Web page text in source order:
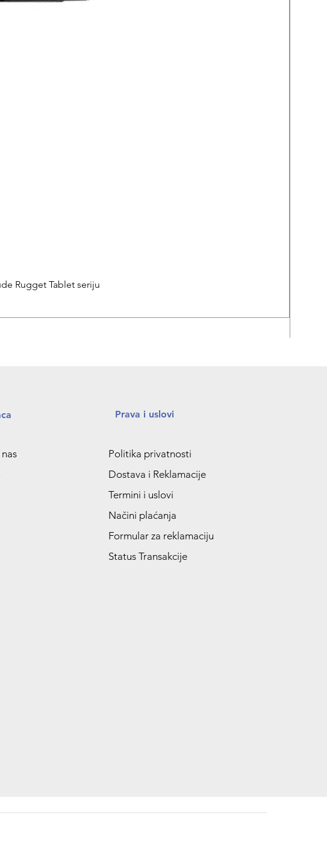
Rugget Tablet seriju
Prava i uslovi
Politika privatnosti
Dostava i Reklamacije
Termini i uslovi
Načini plaćanja
Formular za reklamaciju
Status Transakcije